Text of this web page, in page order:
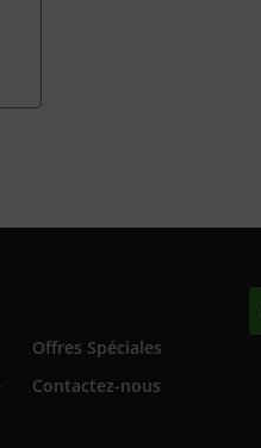
Offres Spéciales
Contactez-nous